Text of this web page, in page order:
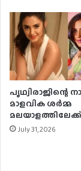
പൃഥ്വിരാജിന്റെ
മാളവിക ശര്‍മ്മ
മലയാളത്തിലേക്ക്
July 31, 2026